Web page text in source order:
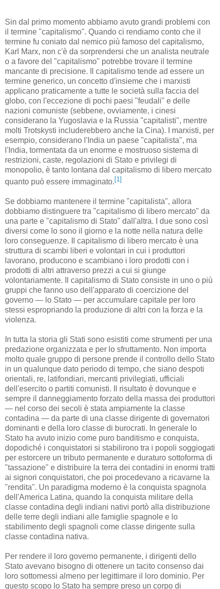
Sin dal primo momento abbiamo avuto grandi problemi con
il termine "capitalismo". Quando ci rendiamo conto che il
termine fu coniato dal nemico più famoso del capitalismo,
Karl Marx, non c'è da sorprendersi che un analista neutrale
o a favore del "capitalismo" potrebbe trovare il termine
mancante di precisione. Il capitalismo tende ad essere un
termine generico, un concetto d'insieme che i marxisti
applicano praticamente a tutte le società sulla faccia del
globo, con l'eccezione di pochi paesi "feudali" e delle
nazioni comuniste (sebbene, ovviamente, i cinesi
considerano la Yugoslavia e la Russia "capitalisti", mentre
molti Trotskysti includerebbero anche la Cina). I marxisti, per
esempio, considerano l'India un paese "capitalista", ma
l'India, tormentata da un enorme e mostruoso sistema di
restrizioni, caste, regolazioni di Stato e privilegi di
monopolio, è tanto lontana dal capitalismo di libero mercato
quanto può essere immaginato. [1]
Se dobbiamo mantenere il termine "capitalista", allora
dobbiamo distinguere tra "capitalismo di libero mercato" da
una parte e "capitalismo di Stato" dall'altra. I due sono così
diversi come lo sono il giorno e la notte nella natura delle
loro conseguenze. Il capitalismo di libero mercato è una
struttura di scambi liberi e volontari in cui i produttori
lavorano, producono e scambiano i loro prodotti con i
prodotti di altri attraverso prezzi a cui si giunge
volontariamente. Il capitalismo di Stato consiste in uno o più
gruppi che fanno uso dell'apparato di coercizione del
governo — lo Stato — per accumulare capitale per loro
stessi espropriando la produzione di altri con la forza e la
violenza.
In tutta la storia gli Stati sono esistiti come strumenti per una
predazione organizzata e per lo sfruttamento. Non importa
molto quale gruppo di persone prende il controllo dello Stato
in un qualunque dato periodo di tempo, che siano despoti
orientali, re, latifondiari, mercanti privilegiati, ufficiali
dell'esercito o partiti comunisti. Il risultato è dovunque e
sempre il danneggiamento forzato della massa dei produttori
— nel corso dei secoli è stata ampiamente la classe
contadina — da parte di una classe dirigente di governatori
dominanti e della loro classe di burocrati. In generale lo
Stato ha avuto inizio come puro banditismo e conquista,
dopodiché i conquistatori si stabilirono tra i popoli soggiogati
per estorcere un tributo permanente e duraturo sottoforma di
"tassazione" e distribuire la terra dei contadini in enormi tratti
ai signori conquistatori, che poi procedevano a ricavarne la
"rendita". Un paradigma moderno è la conquista spagnola
dell'America Latina, quando la conquista militare della
classe contadina degli indiani nativi portò alla distribuzione
delle terre degli indiani alle famiglie spagnole e lo
stabilimento degli spagnoli come classe dirigente sulla
classe contadina nativa.
Per rendere il loro governo permanente, i dirigenti dello
Stato avevano bisogno di ottenere un tacito consenso dai
loro sottomessi almeno per legittimare il loro dominio. Per
questo scopo lo Stato ha sempre preso un corpo di